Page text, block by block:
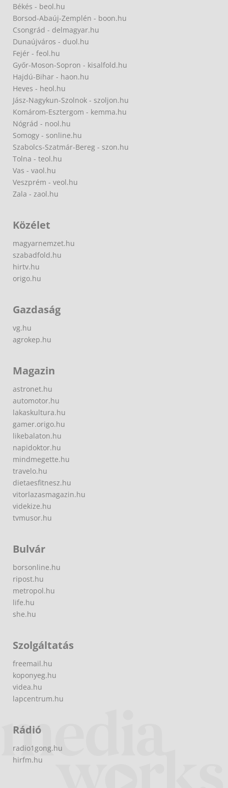
Békés - beol.hu
Borsod-Abaúj-Zemplén - boon.hu
Csongrád - delmagyar.hu
Dunaújváros - duol.hu
Fejér - feol.hu
Győr-Moson-Sopron - kisalfold.hu
Hajdú-Bihar - haon.hu
Heves - heol.hu
Jász-Nagykun-Szolnok - szoljon.hu
Komárom-Esztergom - kemma.hu
Nógrád - nool.hu
Somogy - sonline.hu
Szabolcs-Szatmár-Bereg - szon.hu
Tolna - teol.hu
Vas - vaol.hu
Veszprém - veol.hu
Zala - zaol.hu
Közélet
magyarnemzet.hu
szabadfold.hu
hirtv.hu
origo.hu
Gazdaság
vg.hu
agrokep.hu
Magazin
astronet.hu
automotor.hu
lakaskultura.hu
gamer.origo.hu
likebalaton.hu
napidoktor.hu
mindmegette.hu
travelo.hu
dietaesfitnesz.hu
vitorlazasmagazin.hu
videkize.hu
tvmusor.hu
Bulvár
borsonline.hu
ripost.hu
metropol.hu
life.hu
she.hu
Szolgáltatás
freemail.hu
koponyeg.hu
videa.hu
lapcentrum.hu
Rádió
radio1gong.hu
hirfm.hu